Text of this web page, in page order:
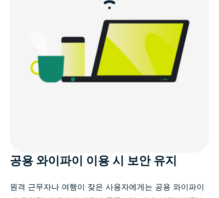
공용 와이파이 이용 시 보안 유지
원격 근무자나 여행이 잦은 사용자에게는 공용 와이파이